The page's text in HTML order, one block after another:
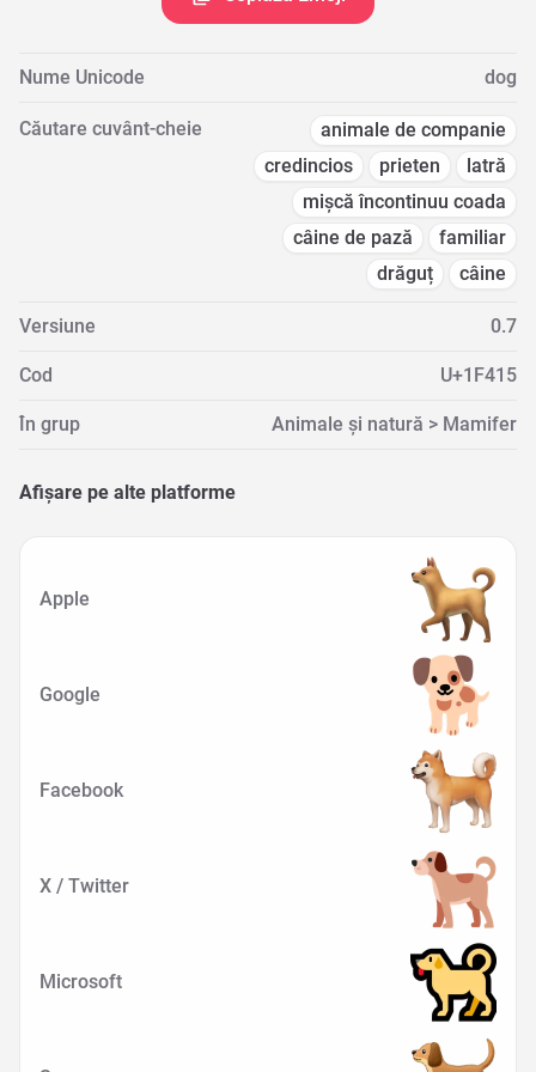
Nume Unicode dog
Căutare cuvânt-cheie
animale de companie
credincios
prieten
latră
mișcă încontinuu coada
câine de pază
familiar
drăguț
câine
Versiune 0.7
Cod U+1F415
În grup Animale și natură > Mamifer
Afișare pe alte platforme
Apple
Google
Facebook
X / Twitter
Microsoft